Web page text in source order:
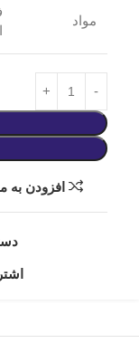
مواد
افزودن به